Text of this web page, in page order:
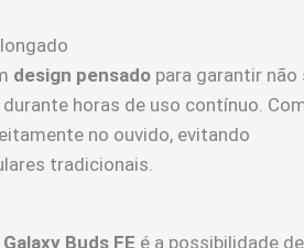
design pensado para garantir não
durante horas de uso contínuo.
no ouvido, evitando
tradicionais.
Buds FE é a possibilidade de